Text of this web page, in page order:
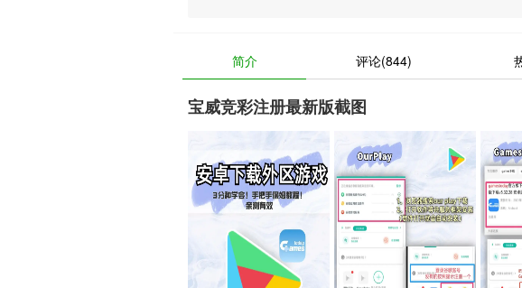
简介 评论(844)
宝威竞彩注册最新版截图